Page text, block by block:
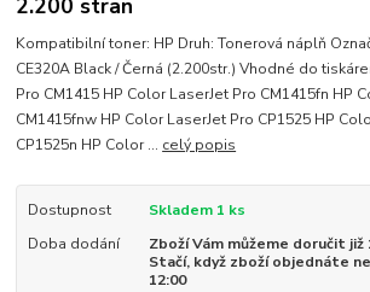
2.200 stran
Kompatibilní toner: HP Druh: Tonerová náplň
CE320A Black / Černá (2.200str.) Vhodné do
Pro CM1415 HP Color LaserJet Pro CM1415fn HP
CM1415fnw HP Color LaserJet Pro CP1525 HP
CP1525n HP Color ... celý popis
Dostupnost
Skladem 1 ks
Doba dodání
Zboží Vám můžeme doručit již
Stačí, když zboží objednáte
12:00